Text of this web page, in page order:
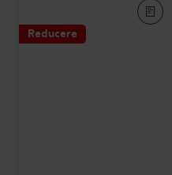
Reducere